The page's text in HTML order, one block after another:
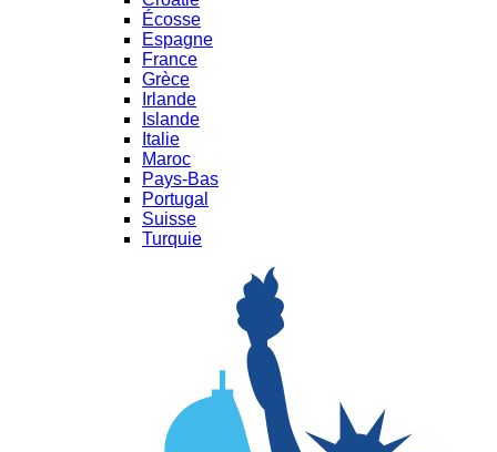
Écosse
Espagne
France
Grèce
Irlande
Islande
Italie
Maroc
Pays-Bas
Portugal
Suisse
Turquie